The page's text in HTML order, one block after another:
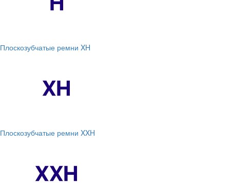
Плоскозубчатые ремни XH
Плоскозубчатые ремни XXH